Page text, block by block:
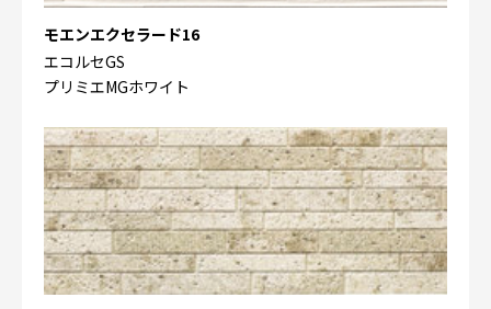
モエンエクセラード16
エコルセGS
プリミエMGホワイト